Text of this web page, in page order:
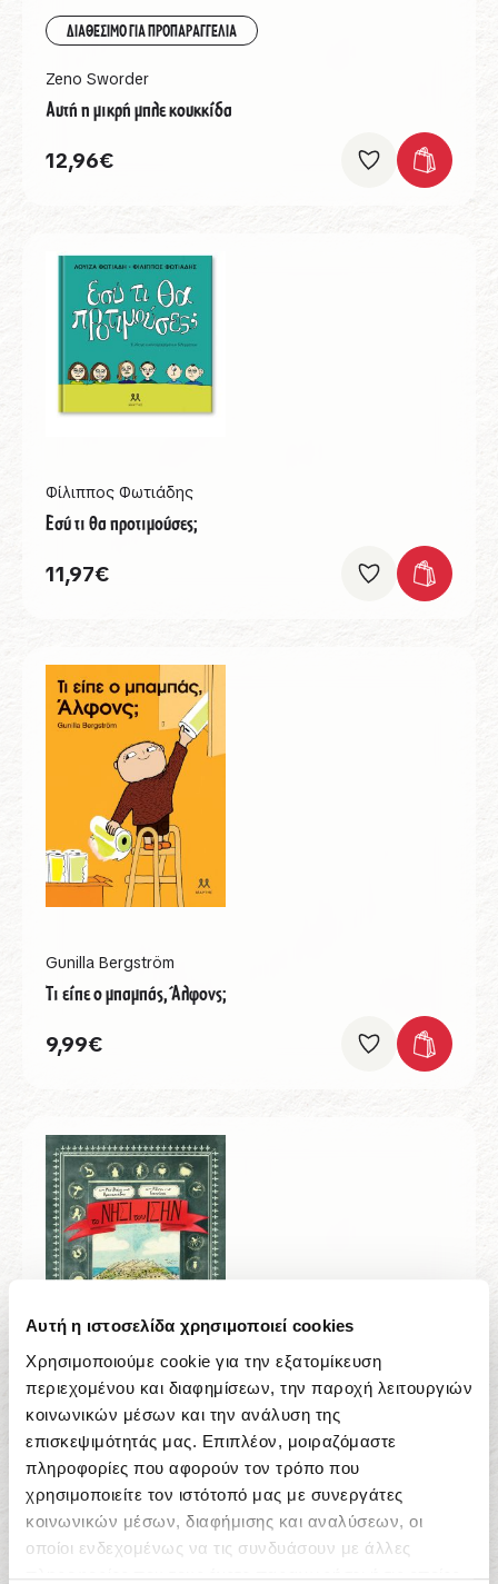
Αυτή η ιστοσελίδα χρησιμοποιεί cookies
Χρησιμοποιούμε cookie για την εξατομίκευση
περιεχομένου και διαφημίσεων, την παροχή λειτουργιών
κοινωνικών μέσων και την ανάλυση της
επισκεψιμότητάς μας. Επιπλέον, μοιραζόμαστε
πληροφορίες που αφορούν τον τρόπο που
χρησιμοποιείτε τον ιστότοπό μας με συνεργάτες
κοινωνικών μέσων, διαφήμισης και αναλύσεων, οι
οποίοι ενδεχομένως να τις συνδυάσουν με άλλες
ΔΙΑΘΕΣΙΜΟ ΓΙΑ ΠΡΟΠΑΡΑΓΓΕΛΙΑ
Zeno Sworder
Αυτή η μικρή μπλε κουκκίδα
12,96€
Φίλιππος Φωτιάδης
Εσύ τι θα προτιμούσες;
11,97€
Gunilla Bergström
Τι είπε ο μπαμπάς, Άλφονς;
9,99€
Αλίκη Γιαννάκη, Ματθαίος Αμανατιάδης
Το νησί του Ίσην
14,94€